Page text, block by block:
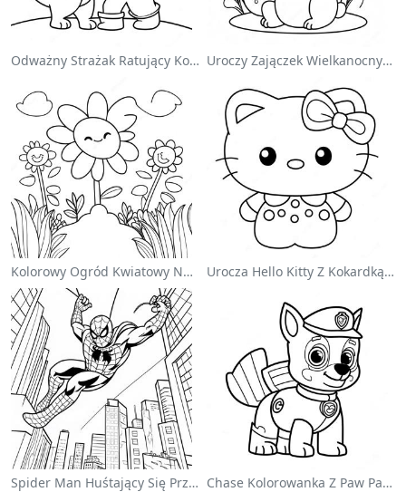
Odważny Strażak Ratujący Kota - Kolorowanka Uroczy Zajączek Wielkanocny Na Kolorowance
Kolorowy Ogród Kwiatowy Na Kolorowance Urocza Hello Kitty Z Kokardką - Kolorowanka
Spider Man Huśtający Się Przez Miasto - Kolorowanka Chase Kolorowanka Z Paw Patrol